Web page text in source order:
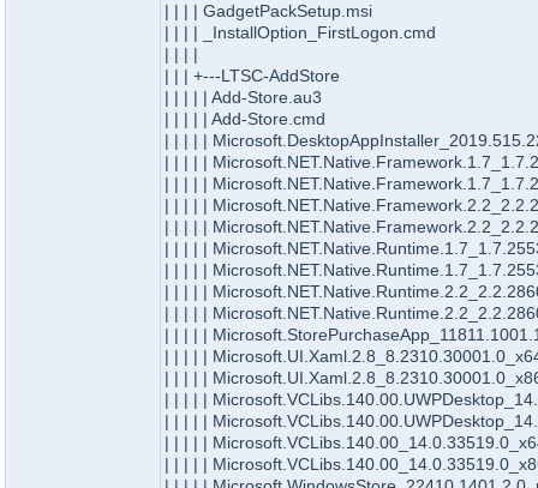
| | | | GadgetPackSetup.msi
| | | | _InstallOption_FirstLogon.cmd
| | | |
| | | +---LTSC-AddStore
| | | | | Add-Store.au3
| | | | | Add-Store.cmd
| | | | |
| | | | |
| | | | |
| | | | |
| | | | |
| | | | |
| | | | |
| | | | |
| | | | |
| | | | |
| | | | |
| | | | |
| | | | |
| | | | |
| | | | |
| | | | |